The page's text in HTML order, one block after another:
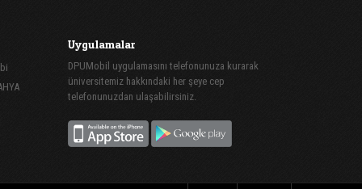
Uygulamalar
DPUMobil uygulamasını telefonunuza kurarak
üniversitemiz hakkındaki her şeye cep
telefonunuzdan ulaşabilirsiniz.